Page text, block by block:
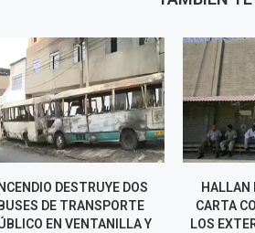
DESTRUYE DOS
DE TRANSPORTE
EN VENTANILLA Y
HALLAN
CARTA
LOS